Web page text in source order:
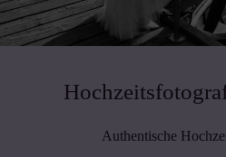
Authentische